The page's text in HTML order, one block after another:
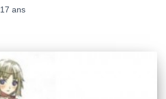
17 ans